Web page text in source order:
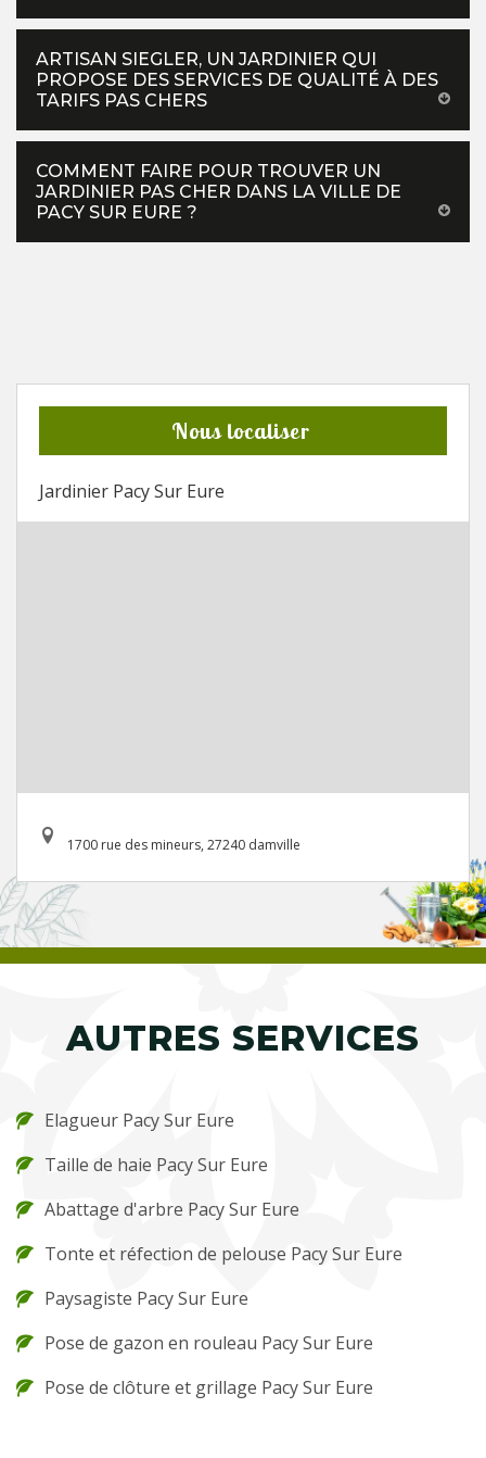
ARTISAN SIEGLER, UN JARDINIER QUI
PROPOSE DES SERVICES DE QUALITÉ À DES
TARIFS PAS CHERS
COMMENT FAIRE POUR TROUVER UN
JARDINIER PAS CHER DANS LA VILLE DE
PACY SUR EURE ?
Nous localiser
Jardinier Pacy Sur Eure
1700 rue des mineurs, 27240 damville
AUTRES SERVICES
Elagueur Pacy Sur Eure
Taille de haie Pacy Sur Eure
Abattage d'arbre Pacy Sur Eure
Tonte et réfection de pelouse Pacy Sur Eure
Paysagiste Pacy Sur Eure
Pose de gazon en rouleau Pacy Sur Eure
Pose de clôture et grillage Pacy Sur Eure